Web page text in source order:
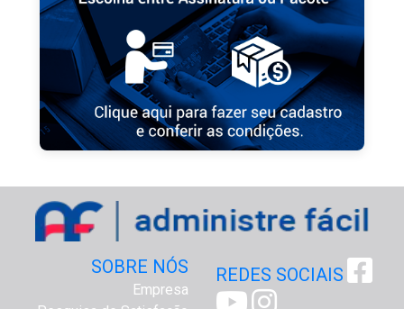
SOBRE NÓS
Empresa
REDES SOCIAIS